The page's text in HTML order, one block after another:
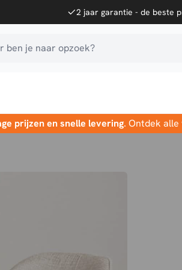
2 jaar garantie - de beste
ben je naar opzoek?
prijzen en snelle levering. Ontdek